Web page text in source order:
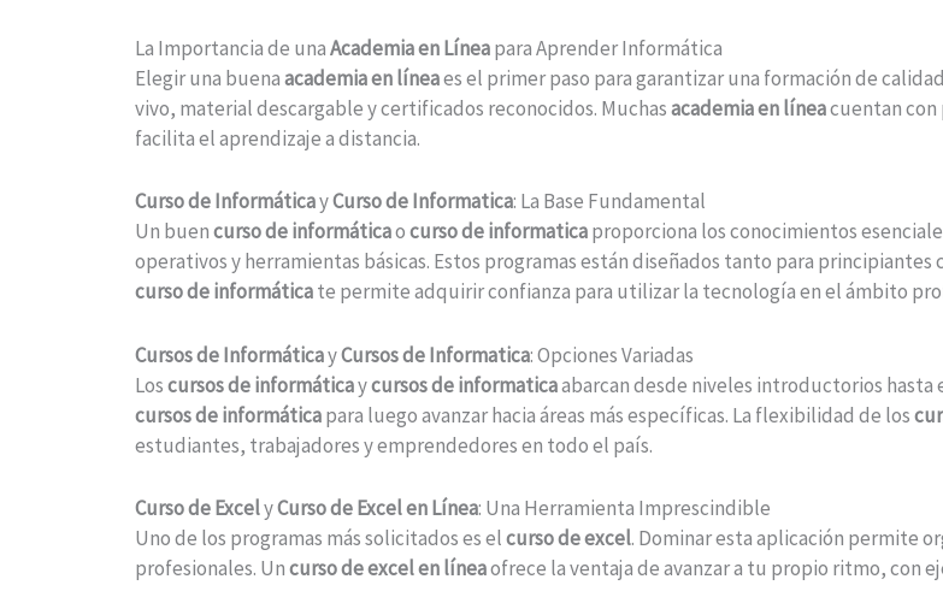
La Importancia de unaAcademia en Líneapara Aprender Informática
Elegir una buenaacademia en líneaes el primer paso para garantizar una formación de
vivo, material descargable y certificados reconocidos. Muchasacademia en líneacuentan con
facilita el aprendizaje a distancia.
Curso de InformáticayCurso de Informatica: La Base Fundamental
Un buencurso de informáticaocurso de informaticaproporciona los conocimientos
operativos y herramientas básicas. Estos programas están diseñados tanto para
curso de informáticate permite adquirir confianza para utilizar la tecnología en el ámbito
Cursos de InformáticayCursos de Informatica: Opciones Variadas
Loscursos de informáticaycursos de informaticaabarcan desde niveles introductorios hasta
cursos de informáticapara luego avanzar hacia áreas más específicas. La flexibilidad de los
estudiantes, trabajadores y emprendedores en todo el país.
Curso de ExcelyCurso de Excel en Línea: Una Herramienta Imprescindible
Uno de los programas más solicitados es elcurso de excel. Dominar esta aplicación permite
profesionales. Uncurso de excel en líneaofrece la ventaja de avanzar a tu propio ritmo, con